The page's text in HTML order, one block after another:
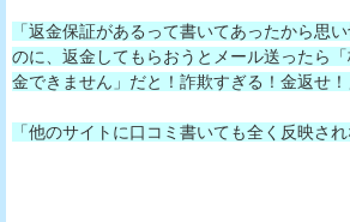
「返金保証があるって書いてあったから思
のに、返金してもらおうとメール送ったら
金できません」だと！詐欺すぎる！金返せ！
「他のサイトに口コミ書いても全く反映され